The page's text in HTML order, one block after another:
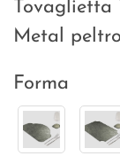
Tovaglietta
Metal
Forma